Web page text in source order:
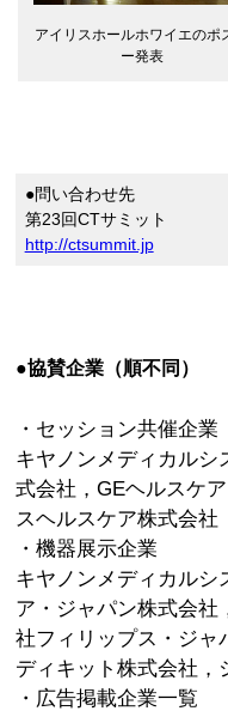
アイリスホールホワイエのポ
ー発表
●問い合わせ先
第23回CTサミット
http://ctsummit.jp
●協賛企業（順不同）
・セッション共催企業
キヤノンメディカルシ
式会社，GEヘルスケ
スヘルスケア株式会社
・機器展示企業
キヤノンメディカルシ
ア・ジャパン株式会社
社フィリップス・ジャ
ディキット株式会社，
・広告掲載企業一覧